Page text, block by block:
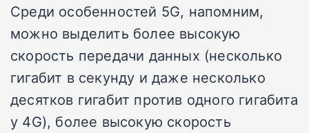
Среди особенностей 5G, напомним,
можно выделить более высокую
скорость передачи данных (несколько
гигабит в секунду и даже несколько
десятков гигабит против одного гигабита
у 4G), более высокую скорость